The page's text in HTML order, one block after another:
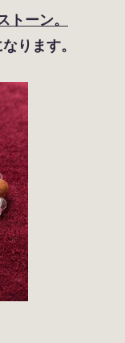
ーン。
ります。